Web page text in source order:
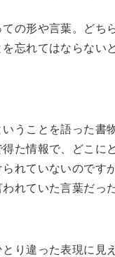
の形や言葉。どち
忘れてはならない
うことを語った書
た情報で、どこに
れていないのです
れていた言葉だっ
り違った表現に見